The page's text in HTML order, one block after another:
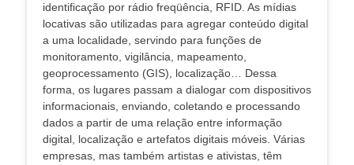
identificação por rádio freqüência, RFID. As mídias
locativas são utilizadas para agregar conteúdo digital
a uma localidade, servindo para funções de
monitoramento, vigilância, mapeamento,
geoprocessamento (GIS), localização… Dessa
forma, os lugares passam a dialogar com dispositivos
informacionais, enviando, coletando e processando
dados a partir de uma relação entre informação
digital, localização e artefatos digitais móveis. Várias
empresas, mas também artistas e ativistas, têm